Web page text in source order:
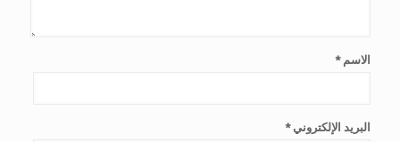
الاسم*
البريد الإلكتروني*